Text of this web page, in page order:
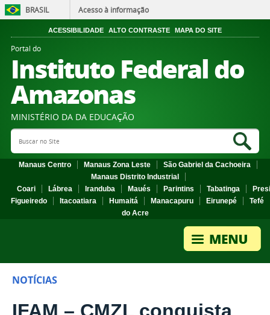
BRASIL Acesso à informação
ACESSIBILIDADE ALTO CONTRASTE MAPA DO SITE
Portal do
Instituto Federal do
Amazonas
MINISTÉRIO DA DA EDUCAÇÃO
Search Site
Manaus Centro Manaus Zona Leste
São Gabriel da Cachoeira
Manaus Distrito Industrial
Coari
Lábrea Iranduba Maués Parintins Tabatinga
Figueiredo
Itacoatiara Humaitá Manacapuru Eirunepé
Tefé
do Acre
NOTÍCIAS